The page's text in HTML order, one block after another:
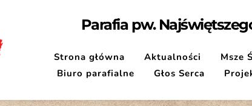
Parafia pw.
Strona główna Aktualności Msze
Biuro parafialne
Głos Serca